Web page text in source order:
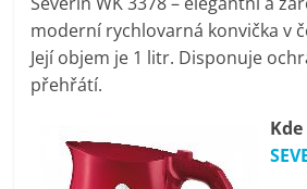
pračky,
televize,
notebooky,
moderní rychlovarná konvička v
Její objem je 1 litr. Disponuje
přehřátí.